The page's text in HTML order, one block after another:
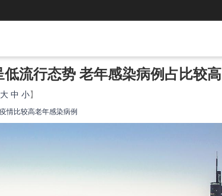
流行态势 老年感染病例占比较高
大 中 小 】
情比较高老年感染病例